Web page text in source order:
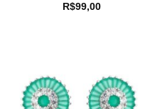
R$99,00